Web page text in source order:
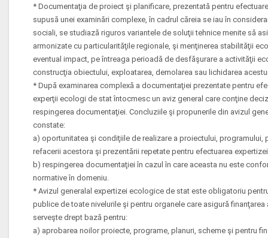
* Documentaţia de proiect şi planificare, prezentată pentru
supusă unei examinări complexe, în cadrul căreia se iau în
sociali, se studiază riguros variantele de soluţii tehnice menite să
armonizate cu particularităţile regionale, şi menţinerea stabilităţii
eventual impact, pe întreaga perioadă de desfăşurare a activităţii
construcţia obiectului, exploatarea, demolarea sau lichidarea
* După examinarea complexă a documentaţiei prezentate pentru
experţii ecologi de stat întocmesc un aviz general care conţine
respingerea documentaţiei. Concluziile şi propunerile din avizul
constate:
a) oportunitatea şi condiţiile de realizare a proiectului, programului,
refacerii acestora şi prezentării repetate pentru efectuarea
b) respingerea documentaţiei în cazul în care aceasta nu este
normative în domeniu.
* Avizul generalal expertizei ecologice de stat este obligatoriu
publice de toate nivelurile şi pentru organele care asigură
serveşte drept bază pentru:
a) aprobarea noilor proiecte, programe, planuri, scheme şi pentru